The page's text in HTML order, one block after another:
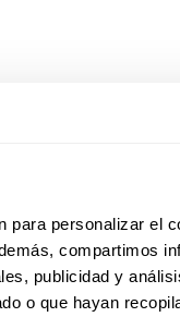
para personalizar el
compartimos
publicidad y
o que hayan